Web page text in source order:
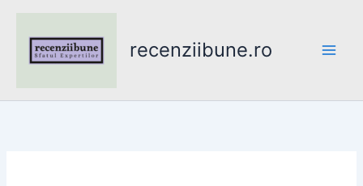
content
recenziibune.ro